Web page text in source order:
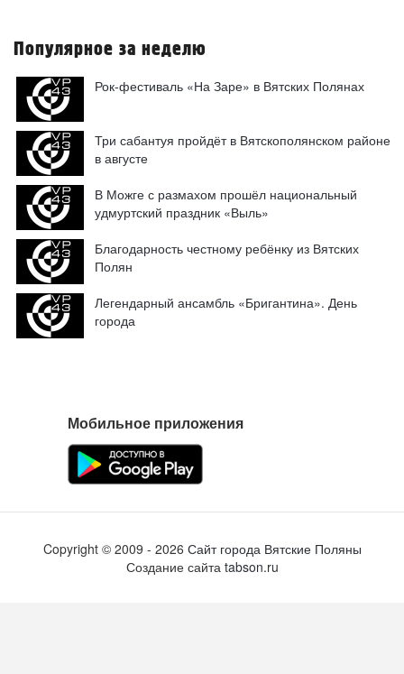
Популярное за неделю
Рок-фестиваль «На Заре» в Вятских Полянах
Три сабантуя пройдёт в Вятскополянском районе
в августе
В Можге с размахом прошёл национальный
удмуртский праздник «Выль»
Благодарность честному ребёнку из Вятских
Полян
Легендарный ансамбль «Бригантина». День
города
Мобильное приложения
Copyright © 2009 - 2026 Сайт города Вятские Поляны
Создание сайта tabson.ru